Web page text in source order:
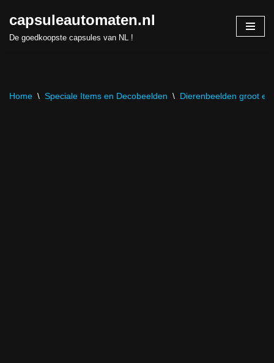
Skip
capsuleautomaten.nl
De goedkoopste capsules van NL !
Home \ Speciale Items en Decobeelden \ Dierenbeelden groot en